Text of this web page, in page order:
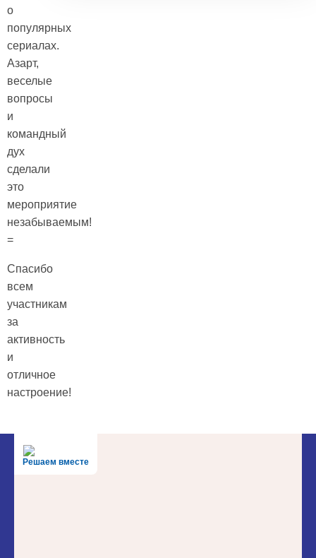
о
популярных
сериалах.
Азарт,
веселые
вопросы
и
командный
дух
сделали
это
мероприятие
незабываемым!
=
Спасибо
всем
участникам
за
активность
и
отличное
настроение!
Решаем вместе